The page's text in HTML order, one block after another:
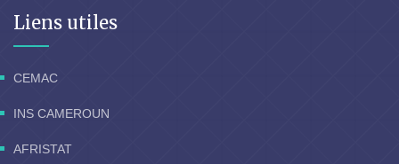
Liens utiles
CEMAC
INS CAMEROUN
AFRISTAT